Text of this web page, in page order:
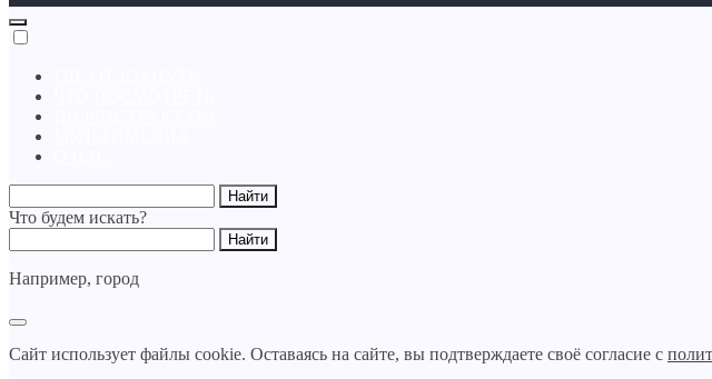
Что будем искать?
Например, город
Сайт использует файлы cookie. Оставаясь на сайте, вы подтверждаете своё согласие с